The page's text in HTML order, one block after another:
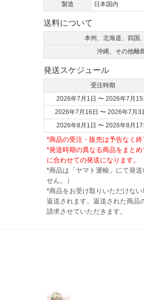
製造
日本国内
送料について
本州、北海道、四国
沖縄、その他離
発送スケジュール
受注時期
2026年7月1日 〜 2026年7月15
2026年7月16日 〜 2026年7月
2026年8月1日 〜 2026年8月17
*商品の受注・販売は予告なく終
*発送時期の異なる商品をまと
に合わせての発送になります。
*商品は「ヤマト運輸」にて発
せん。）
*商品をお受け取りいただけな
返送されます。返送された商品
請求させていただきます。